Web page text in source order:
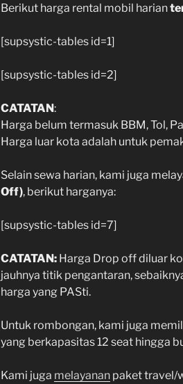
Berikut harga rental mobil harian
[supsystic-tables id=1]
[supsystic-tables id=2]
CATATAN:
Harga belum termasuk BBM, Tol,
Harga luar kota adalah untuk
Selain sewa harian, kami juga
Off), berikut harganya:
[supsystic-tables id=7]
CATATAN: Harga Drop off diluar
jauhnya titik pengantaran,
harga yang PASti.
Untuk rombongan, kami juga
yang berkapasitas 12 seat hingga
Kami juga melayanan paket travel/